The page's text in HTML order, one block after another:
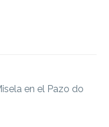
en el Pazo do